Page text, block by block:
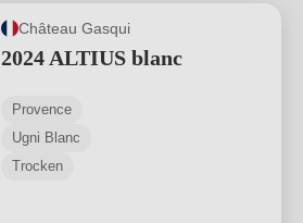
Château Gasqui
2024 ALTIUS blanc
Provence
Ugni Blanc
Trocken